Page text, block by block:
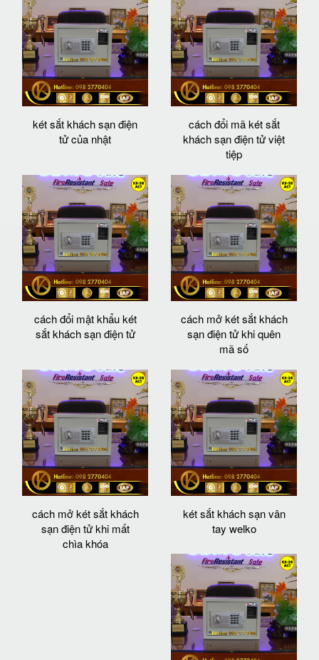
két sắt khách sạn điện
tử của nhật
cách đổi mã két sắt
khách sạn điện tử việt
tiệp
cách đổi mật khẩu két
sắt khách sạn điện tử
cách mở két sắt khách
sạn điện tử khi quên
mã số
cách mở két sắt khách
sạn điện tử khi mất
chìa khóa
két sắt khách sạn vân
tay welko